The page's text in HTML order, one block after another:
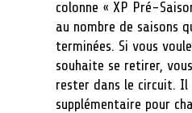
colonne « XP Pré-
au nombre de saisons
terminées. Si vous
souhaite se retirer,
rester dans le circuit. Il
supplémentaire pour